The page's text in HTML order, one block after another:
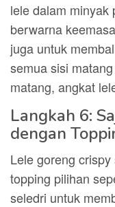
lele dalam minyak
berwarna
juga untuk
semua sisi
matang, angkat
Langkah 6:
dengan
Lele goreng
topping pilihan
seledri untuk